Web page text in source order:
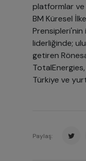
platformlar ve
BM Küresel
Prensipleri'nin
liderliğinde;
getiren
Türkiye ve
Paylaş: